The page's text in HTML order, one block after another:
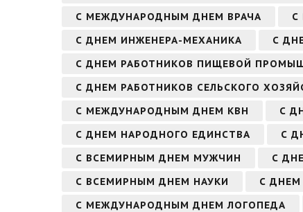
С МЕЖДУНАРОДНЫМ ДНЕМ ВРАЧА
С
С ДНЕМ ИНЖЕНЕРА-МЕХАНИКА
С
С ДНЕМ РАБОТНИКОВ ПИЩЕВОЙ
С ДНЕМ РАБОТНИКОВ СЕЛЬСКОГО
С МЕЖДУНАРОДНЫМ ДНЕМ КВН
С
С ДНЕМ НАРОДНОГО ЕДИНСТВА
С
С ВСЕМИРНЫМ ДНЕМ МУЖЧИН
С
С ВСЕМИРНЫМ ДНЕМ НАУКИ
С ДНЕМ
С МЕЖДУНАРОДНЫМ ДНЕМ ЛОГОПЕДА